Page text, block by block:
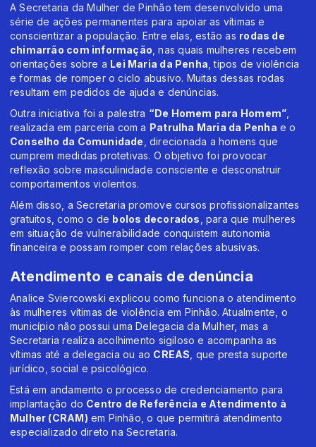
A Secretaria da Mulher de Pinhão tem desenvolvido uma
série de ações permanentes para apoiar as vítimas e
conscientizar a população. Entre elas, estão as rodas de
chimarrão com informação , nas quais mulheres recebem
orientações sobre a Lei Maria da Penha , tipos de violência
e formas de romper o ciclo abusivo. Muitas dessas rodas
resultam em pedidos de ajuda e denúncias.
Outra iniciativa foi a palestra “De Homem para Homem”
realizada em parceria com a Patrulha Maria da Penha e o
Conselho da Comunidade , direcionada a homens que
cumprem medidas protetivas. O objetivo foi provocar
reflexão sobre masculinidade consciente e desconstruir
comportamentos violentos.
Além disso, a Secretaria promove cursos profissionalizantes
gratuitos, como o de bolos decorados , para que mulheres
em situação de vulnerabilidade conquistem autonomia
financeira e possam romper com relações abusivas.
Atendimento e canais de denúncia
Analice Sviercowski explicou como funciona o atendimento
às mulheres vítimas de violência em Pinhão. Atualmente, o
município não possui uma Delegacia da Mulher, mas a
Secretaria realiza acolhimento sigiloso e acompanha as
vítimas até a delegacia ou ao CREAS , que presta suporte
jurídico, social e psicológico.
Está em andamento o processo de credenciamento para
implantação do Centro de Referência e Atendimento à
Mulher (CRAM) em Pinhão, o que permitirá atendimento
especializado direto na Secretaria.